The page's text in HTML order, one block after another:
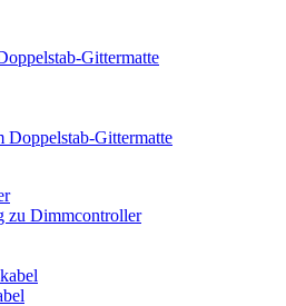
Gittermatte
Gittermatte
zu Dimmcontroller